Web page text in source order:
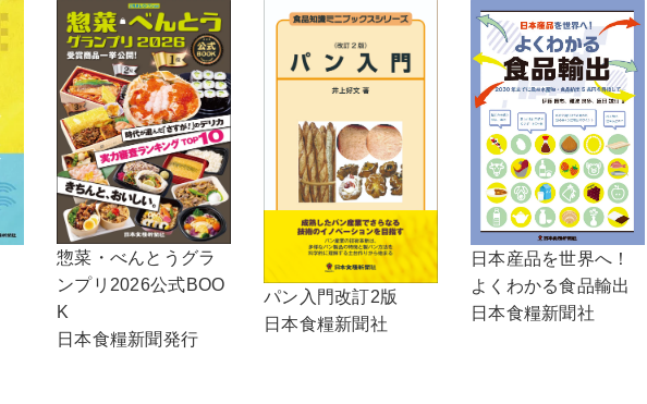
惣菜・べんとうグラ
ンプリ2026公式BOO
K
日本食糧新聞発行
パン入門改訂2版
日本食糧新聞社
日本産品を世界へ！
よくわかる食品輸出
日本食糧新聞社